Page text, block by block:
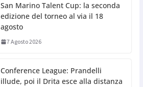
San Marino Talent Cup: la seconda
edizione del torneo al via il 18
agosto
7 Agosto 2026
Conference League: Prandelli
illude, poi il Drita esce alla distanza